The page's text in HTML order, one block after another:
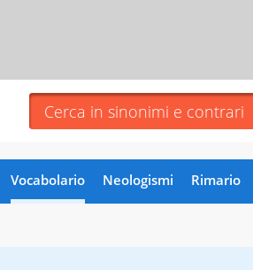
Vocabolario Neologismi Rimario